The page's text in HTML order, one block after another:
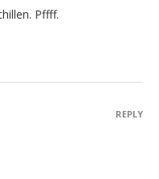
Pffff.
REPLY